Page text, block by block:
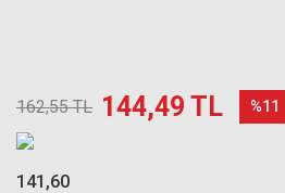
162,55 TL 144,49 TL %11
141,60